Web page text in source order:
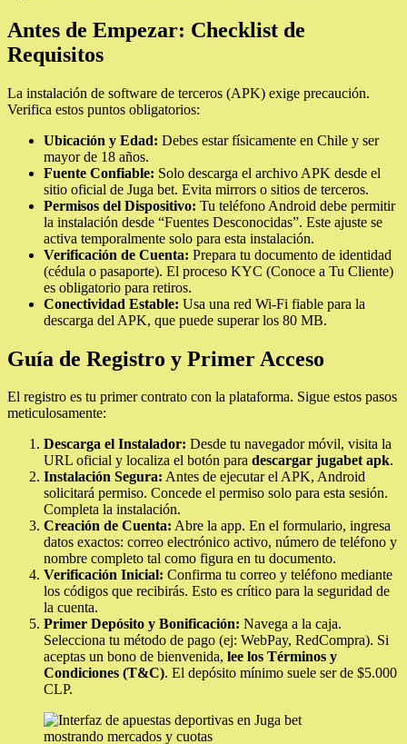
Antes de Empezar: Checklist de
Requisitos
La instalación de software de terceros (APK) exige precaución.
Verifica estos puntos obligatorios:
Ubicación y Edad: Debes estar físicamente en Chile y ser
mayor de 18 años.
Fuente Confiable: Solo descarga el archivo APK desde el
sitio oficial de Juga bet. Evita mirrors o sitios de terceros.
Permisos del Dispositivo: Tu teléfono Android debe permitir
la instalación desde “Fuentes Desconocidas”. Este ajuste se
activa temporalmente solo para esta instalación.
Verificación de Cuenta: Prepara tu documento de identidad
(cédula o pasaporte). El proceso KYC (Conoce a Tu Cliente)
es obligatorio para retiros.
Conectividad Estable: Usa una red Wi-Fi fiable para la
descarga del APK, que puede superar los 80 MB.
Guía de Registro y Primer Acceso
El registro es tu primer contrato con la plataforma. Sigue estos pasos
meticulosamente:
Descarga el Instalador: Desde tu navegador móvil, visita la
URL oficial y localiza el botón para descargar jugabet apk.
Instalación Segura: Antes de ejecutar el APK, Android
solicitará permiso. Concede el permiso solo para esta sesión.
Completa la instalación.
Creación de Cuenta: Abre la app. En el formulario, ingresa
datos exactos: correo electrónico activo, número de teléfono y
nombre completo tal como figura en tu documento.
Verificación Inicial: Confirma tu correo y teléfono mediante
los códigos que recibirás. Esto es crítico para la seguridad de
la cuenta.
Primer Depósito y Bonificación: Navega a la caja.
Selecciona tu método de pago (ej: WebPay, RedCompra). Si
aceptas un bono de bienvenida, lee los Términos y
Condiciones (T&C). El depósito mínimo suele ser de $5.000
CLP.